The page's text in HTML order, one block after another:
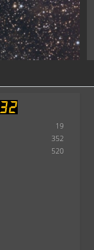
19
352
520